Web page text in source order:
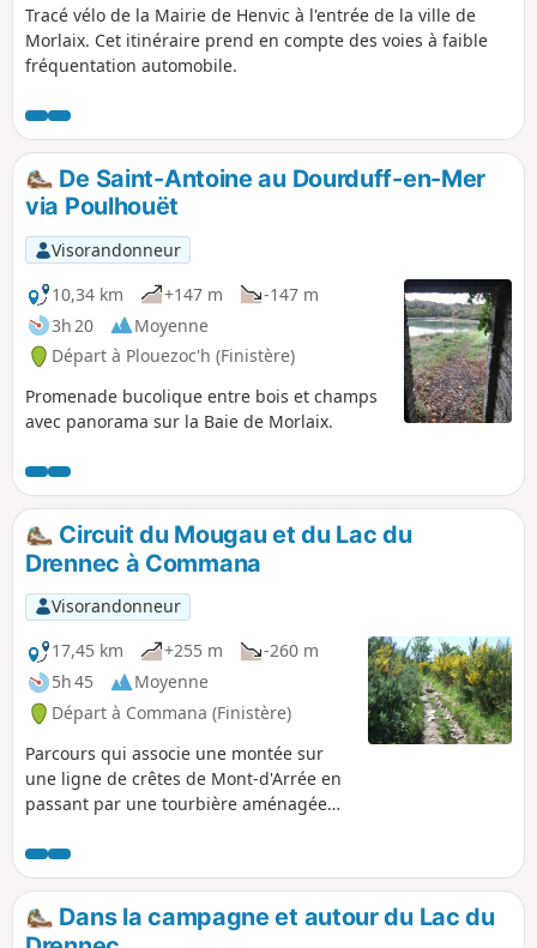
Tracé vélo de la Mairie de Henvic à l'entrée de la ville de
Morlaix. Cet itinéraire prend en compte des voies à faible
fréquentation automobile.
De Saint-Antoine au Dourduff-en-Mer
via Poulhouët
Visorandonneur
10,34 km
+147 m
-147 m
3h 20
Moyenne
Départ à Plouezoc'h (Finistère)
Promenade bucolique entre bois et champs
avec panorama sur la Baie de Morlaix.
Circuit du Mougau et du Lac du
Drennec à Commana
Visorandonneur
17,45 km
+255 m
-260 m
5h 45
Moyenne
Départ à Commana (Finistère)
Parcours qui associe une montée sur
une ligne de crêtes de Mont-d'Arrée en
passant par une tourbière aménagée
deuxième plan d’eau du Finistère. Ce lac
artificiel d’environ 110 ha construit en
1981 approvisionne en eau potable près
de 400 000 habitants du Finistère et est
Dans la campagne et autour du Lac du